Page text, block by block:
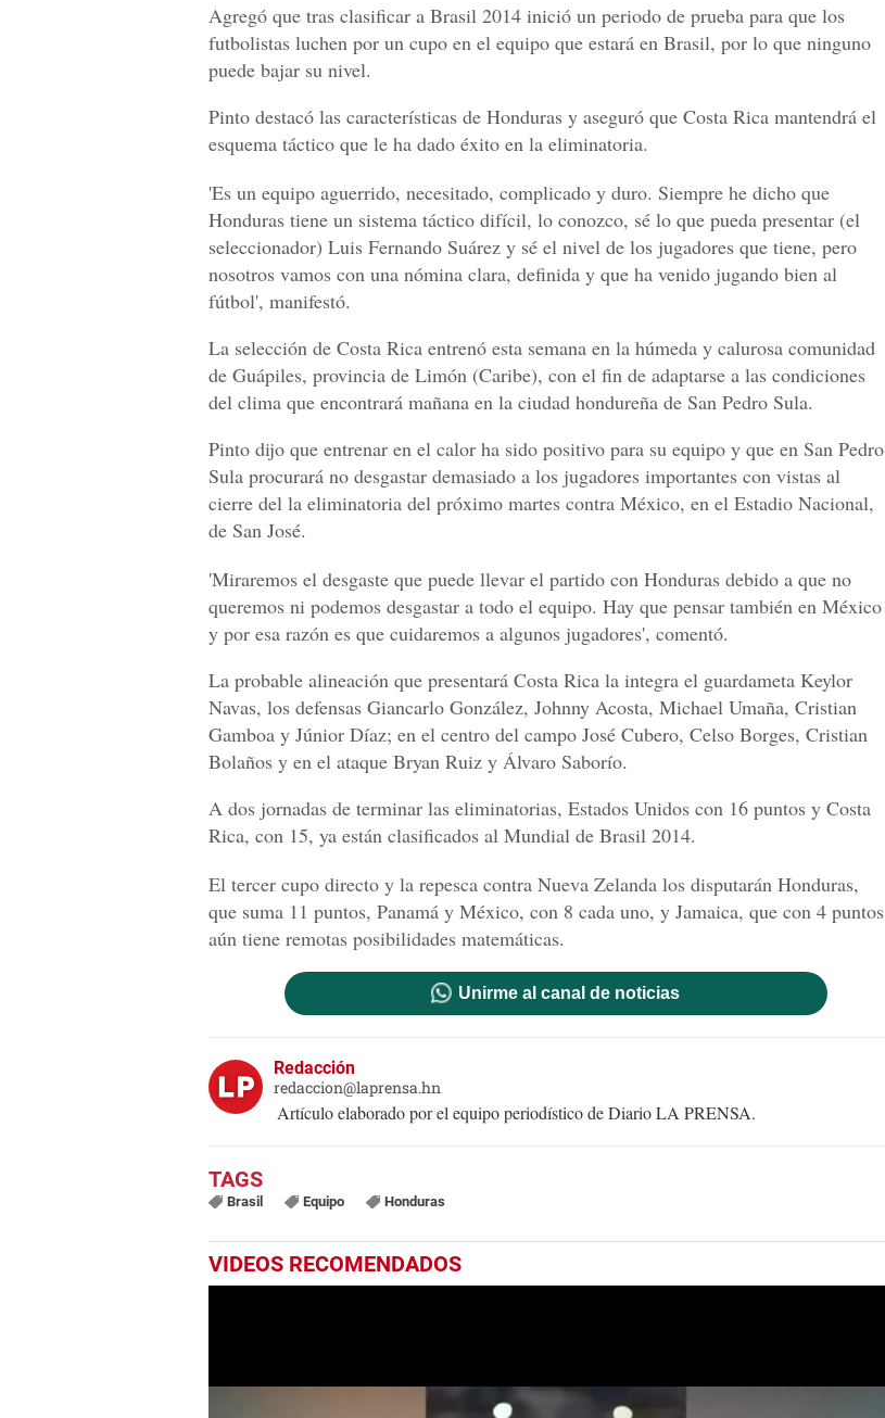
Agregó que tras clasificar a Brasil 2014 inició un periodo de prueba para que los
futbolistas luchen por un cupo en el equipo que estará en Brasil, por lo que ninguno
puede bajar su nivel.
Pinto destacó las características de Honduras y aseguró que Costa Rica mantendrá el
esquema táctico que le ha dado éxito en la eliminatoria.
'Es un equipo aguerrido, necesitado, complicado y duro. Siempre he dicho que
Honduras tiene un sistema táctico difícil, lo conozco, sé lo que pueda presentar (el
seleccionador) Luis Fernando Suárez y sé el nivel de los jugadores que tiene, pero
nosotros vamos con una nómina clara, definida y que ha venido jugando bien al
fútbol', manifestó.
La selección de Costa Rica entrenó esta semana en la húmeda y calurosa comunidad
de Guápiles, provincia de Limón (Caribe), con el fin de adaptarse a las condiciones
del clima que encontrará mañana en la ciudad hondureña de San Pedro Sula.
Pinto dijo que entrenar en el calor ha sido positivo para su equipo y que en San Pedro
Sula procurará no desgastar demasiado a los jugadores importantes con vistas al
cierre del la eliminatoria del próximo martes contra México, en el Estadio Nacional,
de San José.
'Miraremos el desgaste que puede llevar el partido con Honduras debido a que no
queremos ni podemos desgastar a todo el equipo. Hay que pensar también en México
y por esa razón es que cuidaremos a algunos jugadores', comentó.
La probable alineación que presentará Costa Rica la integra el guardameta Keylor
Navas, los defensas Giancarlo González, Johnny Acosta, Michael Umaña, Cristian
Gamboa y Júnior Díaz; en el centro del campo José Cubero, Celso Borges, Cristian
Bolaños y en el ataque Bryan Ruiz y Álvaro Saborío.
A dos jornadas de terminar las eliminatorias, Estados Unidos con 16 puntos y Costa
Rica, con 15, ya están clasificados al Mundial de Brasil 2014.
El tercer cupo directo y la repesca contra Nueva Zelanda los disputarán Honduras,
que suma 11 puntos, Panamá y México, con 8 cada uno, y Jamaica, que con 4 puntos
aún tiene remotas posibilidades matemáticas.
Unirme al canal de noticias
Redacción
redaccion@laprensa.hn
Artículo elaborado por el equipo periodístico de Diario LA PRENSA.
Brasil Equipo Honduras
VIDEOS RECOMENDADOS